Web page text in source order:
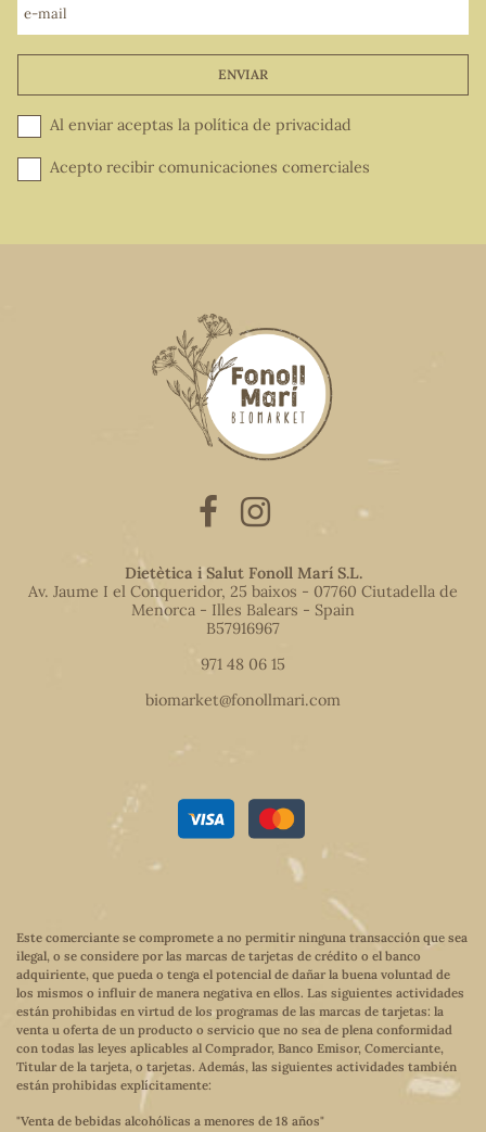
e-mail
ENVIAR
Al enviar aceptas la política de privacidad
Acepto recibir comunicaciones comerciales
Dietètica i Salut Fonoll Marí S.L.
Av. Jaume I el Conqueridor, 25 baixos - 07760 Ciutadella de
Menorca - Illes Balears - Spain
B57916967
971 48 06 15
biomarket@fonollmari.com
Este comerciante se compromete a no permitir ninguna transacción que sea
ilegal, o se considere por las marcas de tarjetas de crédito o el banco
adquiriente, que pueda o tenga el potencial de dañar la buena voluntad de
los mismos o influir de manera negativa en ellos. Las siguientes actividades
están prohibidas en virtud de los programas de las marcas de tarjetas: la
venta u oferta de un producto o servicio que no sea de plena conformidad
con todas las leyes aplicables al Comprador, Banco Emisor, Comerciante,
Titular de la tarjeta, o tarjetas. Además, las siguientes actividades también
están prohibidas explícitamente:
"Venta de bebidas alcohólicas a menores de 18 años"